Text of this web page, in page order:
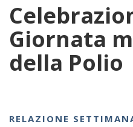
Giornata
della Polio
RELAZIONE